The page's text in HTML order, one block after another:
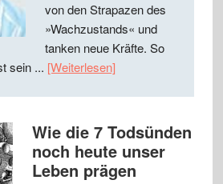
von den Strapazen des
»Wachzustands« und
tanken neue Kräfte. So
sein ... [Weiterlesen]
Wie die 7 Todsünden
noch heute unser
Leben prägen